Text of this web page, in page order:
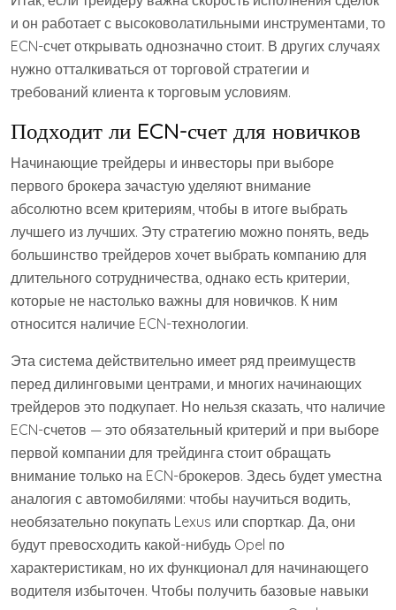
и он работает с высоковолатильными инструментами, то
ECN-счет открывать однозначно стоит. В других случаях
нужно отталкиваться от торговой стратегии и
требований клиента к торговым условиям.
Подходит ли ECN-счет для новичков
Начинающие трейдеры и инвесторы при выборе
первого брокера зачастую уделяют внимание
абсолютно всем критериям, чтобы в итоге выбрать
лучшего из лучших. Эту стратегию можно понять, ведь
большинство трейдеров хочет выбрать компанию для
длительного сотрудничества, однако есть критерии,
которые не настолько важны для новичков. К ним
относится наличие ECN-технологии.
Эта система действительно имеет ряд преимуществ
перед дилинговыми центрами, и многих начинающих
трейдеров это подкупает. Но нельзя сказать, что наличие
ECN-счетов — это обязательный критерий и при выборе
первой компании для трейдинга стоит обращать
внимание только на ECN-брокеров. Здесь будет уместна
аналогия с автомобилями: чтобы научиться водить,
необязательно покупать Lexus или спорткар. Да, они
будут превосходить какой-нибудь Opel по
характеристикам, но их функционал для начинающего
водителя избыточен. Чтобы получить базовые навыки